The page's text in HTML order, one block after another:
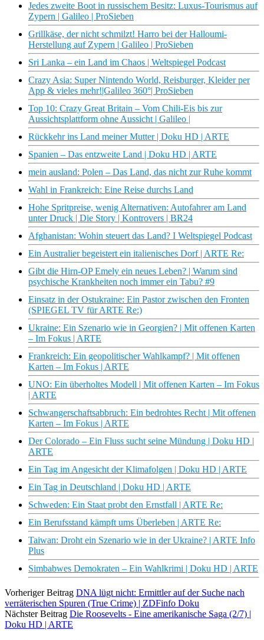
Jedes zweite Boot in russischem Besitz: Luxus-Tourismus auf
Zypern | Galileo | ProSieben
Grillkäse, der nicht schmilzt! Harro bei der Halloumi-
Herstellung auf Zypern | Galileo | ProSieben
Sri Lanka – ein Land im Chaos | Weltspiegel Podcast
Crazy Asia: Super Nintendo World, Reisburger, Kleider per
App & vieles mehr!|Galileo 360°| ProSieben
Top 10: Crazy Great Britain – Vom Chili-Eis bis zur
Aussichtsplattform ohne Aussicht | Galileo |
Rückkehr ins Land meiner Mutter | Doku HD | ARTE
Spanien – Das entzweite Land | Doku HD | ARTE
mein ausland: Polen – Das Land, das nicht zur Ruhe kommt
Wahl in Frankreich: Eine Reise durchs Land
Hohe Spritpreise, wenig Alternativen: Autofahrer am Land
unter Druck | Die Story | Kontrovers | BR24
Afghanistan: Wohin steuert das Land? I Weltspiegel Podcast
Ein Australier begeistert ein italienisches Dorf | ARTE Re:
Gibt die Hirn-OP Emely ein neues Leben? | Warum sind
psychische Krankheiten noch immer ein Tabu? #9
Einsatz in der Ostukraine: Ein Pastor zwischen den Fronten
(SPIEGEL TV für ARTE Re:)
Ukraine: Ein Szenario wie in Georgien? | Mit offenen Karten
– Im Fokus | ARTE
Frankreich: Ein geopolitischer Wahlkampf? | Mit offenen
Karten – Im Fokus | ARTE
UNO: Ein überholtes Modell | Mit offenen Karten – Im Fokus
| ARTE
Schwangerschaftsabbruch: Ein bedrohtes Recht | Mit offenen
Karten – Im Fokus | ARTE
Der Colorado – Ein Fluss sucht seine Mündung | Doku HD |
ARTE
Ein Tag im Angesicht der Klimafolgen | Doku HD | ARTE
Ein Tag in Deutschland | Doku HD | ARTE
Schweden: Ein Staat probt den Ernstfall | ARTE Re:
Ein Berufsstand kämpft ums Überleben | ARTE Re:
Taiwan: Droht ein Szenario wie in der Ukraine? | ARTE Info
Plus
Simbabwes Demokraten – Ein Wahlkrimi | Doku HD | ARTE
Vorheriger Beitrag DNA lügt nicht: Ermittler auf der Suche nach
verräterischen Spuren (True Crime) | ZDFinfo Doku
Nächster Beitrag Die Roosevelts - Eine amerikanische Saga (2/7) |
Doku HD | ARTE